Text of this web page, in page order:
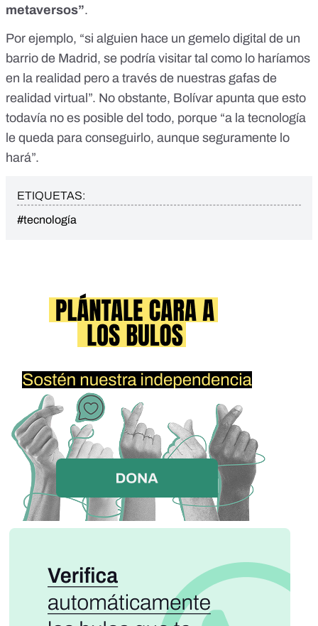
metaversos”.
Por ejemplo, “si alguien hace un gemelo digital de un
barrio de Madrid, se podría visitar tal como lo haríamos
en la realidad pero a través de nuestras gafas de
realidad virtual”. No obstante, Bolívar apunta que esto
todavía no es posible del todo, porque “a la tecnología
le queda para conseguirlo, aunque seguramente lo
hará”.
ETIQUETAS:
#tecnología